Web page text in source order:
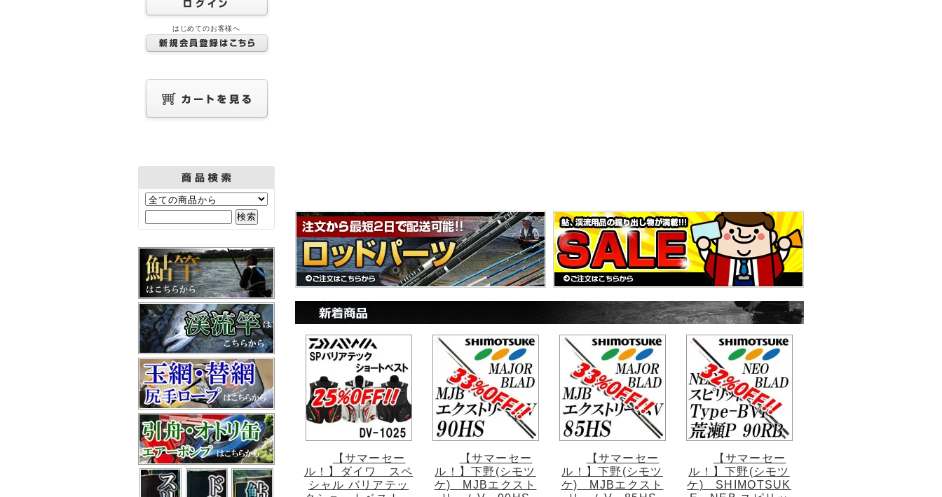
はじめてのお客様へ
【サマーセー
ル！】ダイワ スペ
シャル バリアテッ
【サマーセー
ル！】下野(シモツ
ケ) MJBエクスト
【サマーセー
ル！】下野(シモツ
ケ) MJBエクスト
【サマーセー
ル！】下野(シモツ
ケ) SHIMOTSUK